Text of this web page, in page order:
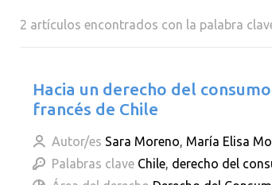
2 artículos encontrados con la palabra
Hacia un derecho del
francés de Chile
Autor/es Sara Moreno, María Elisa
Palabras clave Chile, derecho del